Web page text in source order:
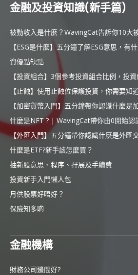
金融及投資知識(新手篇)
被動收入是什麼？WavingCat告訴你10大
【ESG是什麼】五分鐘了解ESG意思，有
資優點缺點
【投資組合】3個參考投資組合比例，投
【止蝕】使用止蝕位保護投資，你需要知
【加密貨幣入門】五分鐘帶你認識什麼
什麼是NFT ? | WavingCat帶你由0開始認
【外匯入門】五分鐘帶你認識什麼是外匯
什麼是ETF?新手該怎麼買？
抽新股意思、程序、孖展及手續費
投資新手入門懶人包
月供股票好唔好？
保險知多啲
金融機構
財務公司邊間好?